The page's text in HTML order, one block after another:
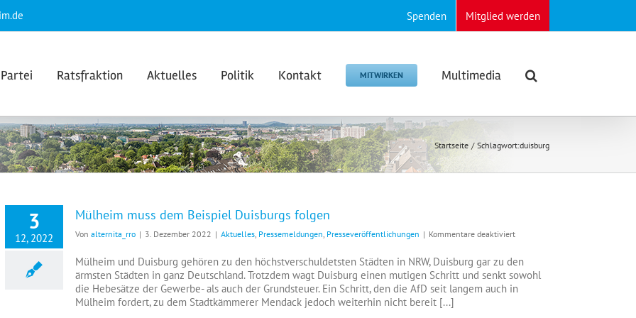
Spenden Mitglied werden
Partei Ratsfraktion Aktuelles Politik Kontakt MITWIRKEN Multimedia
Startseite Schlagwort:duisburg
3
12, 2022
Mülheim muss dem Beispiel Duisburgs folgen
Von alternita_rro | 3. Dezember 2022 | Aktuelles, Pressemeldungen, Presseveröffentlichungen | Kommentare deaktiviertfür
muss
dem
Beispiel
Mülheim und Duisburg gehören zu den höchstverschuldetsten Städten in NRW, Duisburg gar zu den
ärmsten Städten in ganz Deutschland. Trotzdem wagt Duisburg einen mutigen Schritt und senkt sowohl
die Hebesätze der Gewerbe- als auch der Grundsteuer. Ein Schritt, den die AfD seit langem auch in
Mülheim fordert, zu dem Stadtkämmerer Mendack jedoch weiterhin nicht bereit [...]